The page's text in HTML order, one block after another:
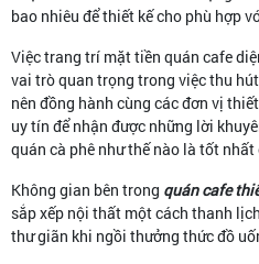
bao nhiêu để thiết kế cho phù hợp
Việc trang trí mặt tiền quán cafe
vai trò quan trọng trong việc thu
nên đồng hành cùng các đơn vị
uy tín để nhận được những lời
quán cà phê như thế nào là tốt
Không gian bên trong quán cafe
sắp xếp nội thất một cách thanh
thư giãn khi ngồi thưởng thức đồ